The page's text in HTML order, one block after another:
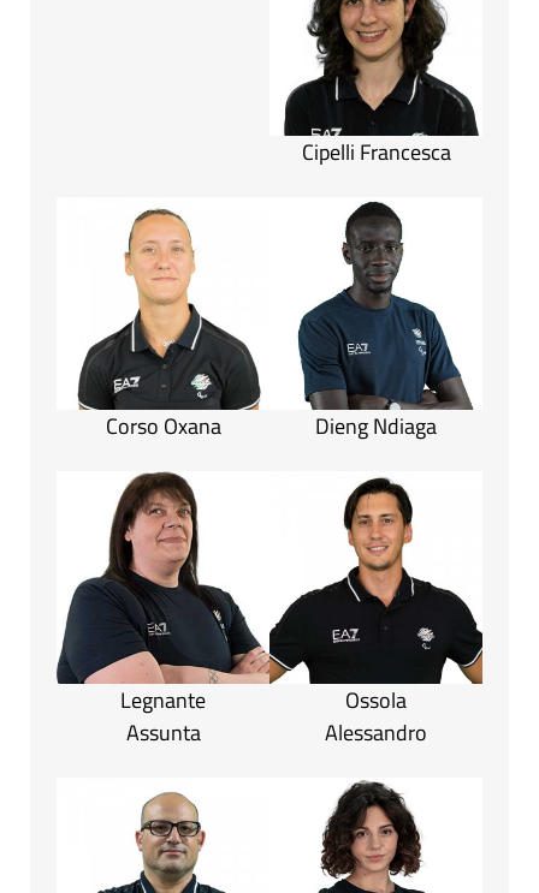
Cipelli Francesca
Corso Oxana Dieng Ndiaga
Legnante
Assunta
Ossola
Alessandro